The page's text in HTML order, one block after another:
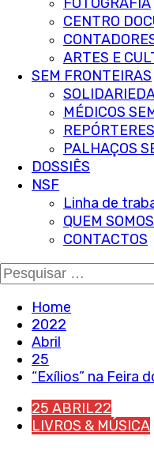
CENTRO
ARTES E
SEM FRONTEIRAS
MÉDICOS
PALHAÇOS
DOSSIÊS
NSF
Linha de
QUEM SOMOS
CONTACTOS
Pesquisar
por:
Home
2022
Abril
25
“Exílios” na Feira
25 ABRIL22
LIVROS & MÚSICA